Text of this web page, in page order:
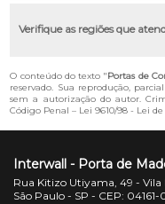
Verifique as regiões que
O conteúdo do texto "Portas de
reservado. Sua reprodução,
sem a autorização do autor.
Código Penal – Lei 9610/98 - Lei
Interwall - Porta de
Rua Kitizo Utiyama, 49 - Vila
São Paulo - SP - CEP: 04161-